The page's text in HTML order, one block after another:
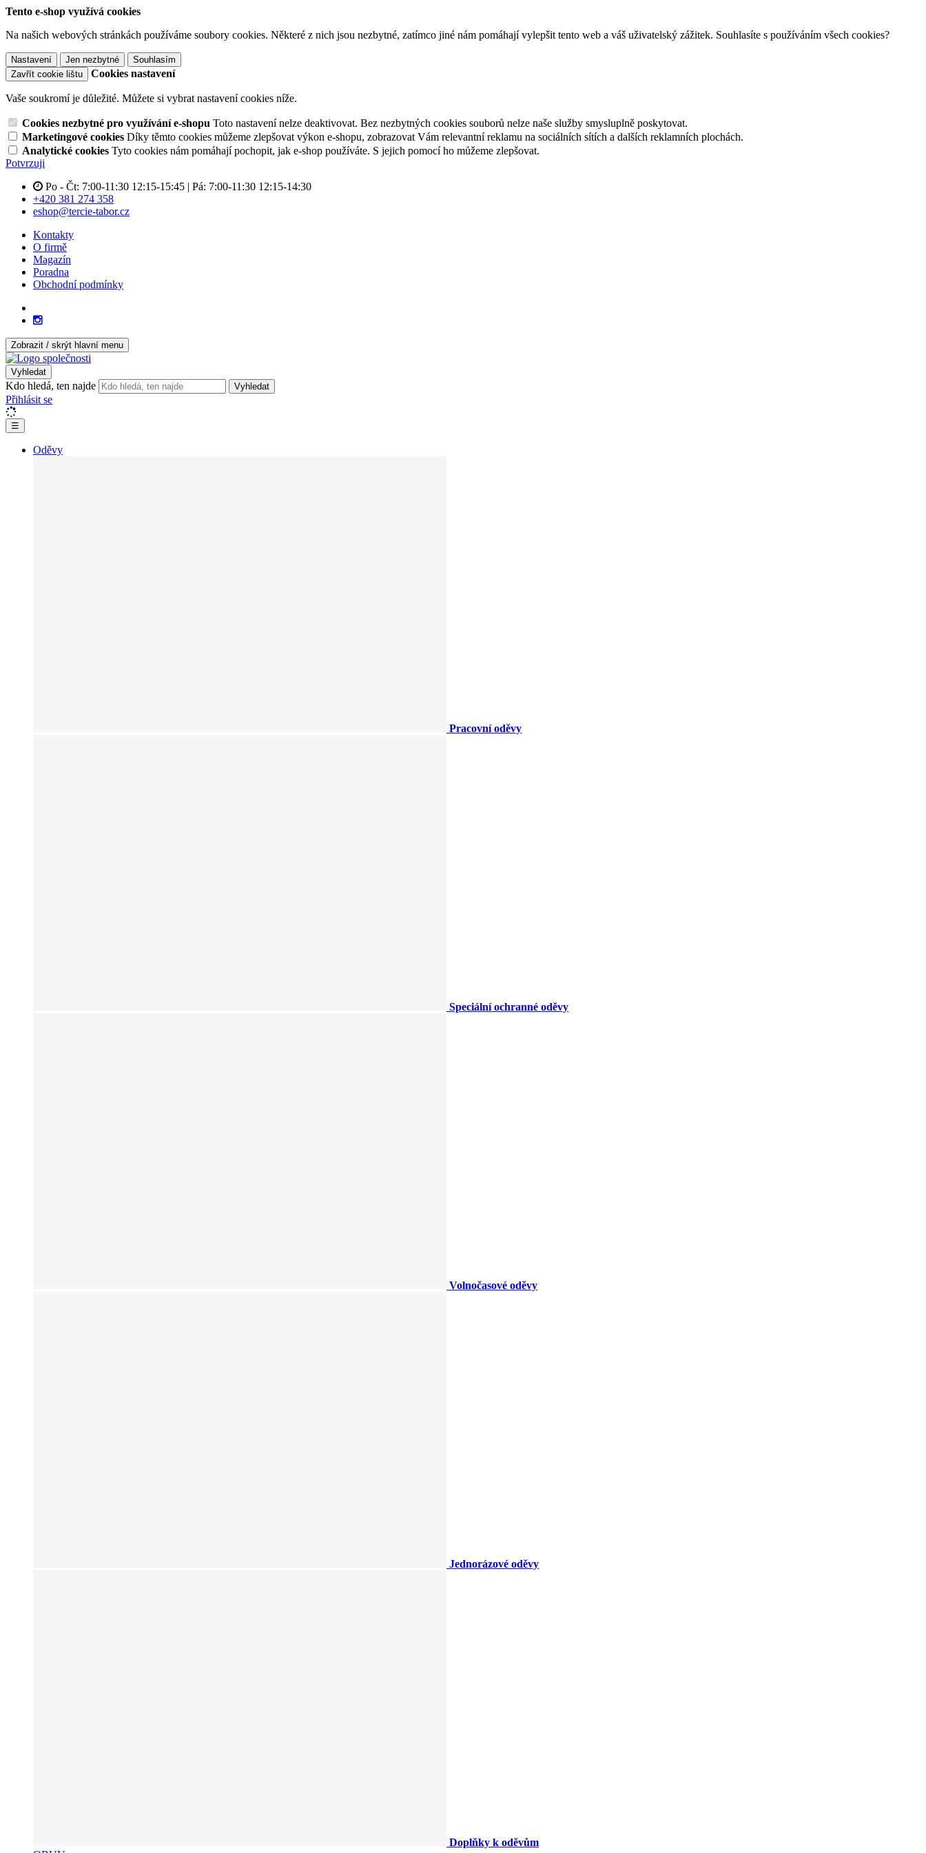
Tento e-shop využívá cookies
Na našich webových stránkách používáme soubory cookies. Některé z nich jsou nezbytné, zatímco jiné nám pomáhají vylepšit tento web a váš uživatelský zážitek. Souhlasíte s používáním všech cookies?
Nastavení Jen nezbytné
Souhlasím
Zavřít cookie lištu
Cookies nastavení
Vaše soukromí je důležité. Můžete si vybrat nastavení cookies níže.
Cookies nezbytné pro využívání e-shopu Toto nastavení nelze deaktivovat. Bez nezbytných cookies souborů nelze naše služby smysluplně poskytovat.
Marketingové cookies Díky těmto cookies můžeme zlepšovat výkon e-shopu, zobrazovat Vám relevantní reklamu na sociálních sítích a dalších reklamních plochách.
Analytické cookies Tyto cookies nám pomáhají pochopit, jak e-shop používáte. S jejich pomocí ho můžeme zlepšovat.
Potvrzuji
Po - Čt: 7:00-11:30 12:15-15:45 | Pá: 7:00-11:30 12:15-14:30
+420 381 274 358
eshop@tercie-tabor.cz
Kontakty
O firmě
Magazín
Poradna
Obchodní podmínky
Zobrazit / skrýt hlavní menu
Vyhledat
Kdo hledá, ten najde Vyhledat
Přihlásit se
☰
Oděvy
Pracovní oděvy
Speciální ochranné oděvy
Volnočasové oděvy
Jednorázové oděvy
Doplňky k oděvům